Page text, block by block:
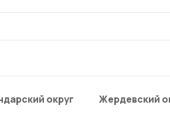
округ Жердевский